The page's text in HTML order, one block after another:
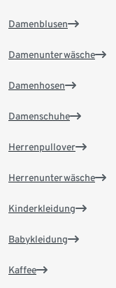
Damenblusen
Damenunterwäsche
Damenhosen
Damenschuhe
Herrenpullover
Herrenunterwäsche
Kinderkleidung
Babykleidung
Kaffee